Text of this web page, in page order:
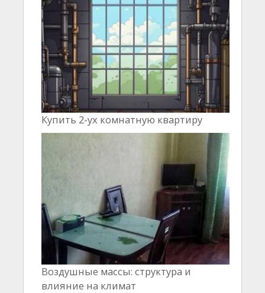
Купить 2-ух комнатную квартиру
Воздушные массы: структура и
влияние на климат